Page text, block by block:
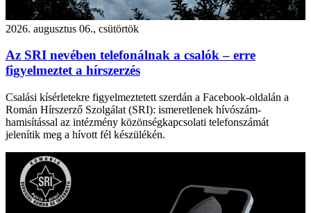
2026. augusztus 06., csütörtök
Az SRI nevében telefonálnak a csalók – erre
figyelmeztet a hírszerzés
Csalási kísérletekre figyelmeztetett szerdán a Facebook-oldalán a
Román Hírszerző Szolgálat (SRI): ismeretlenek hívószám-
hamisítással az intézmény közönségkapcsolati telefonszámát
jelenítik meg a hívott fél készülékén.